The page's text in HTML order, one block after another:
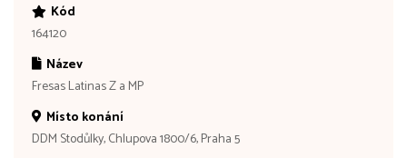
Kód
164120
Název
Fresas Latinas Z a MP
Místo konání
DDM Stodůlky, Chlupova 1800/6, Praha 5